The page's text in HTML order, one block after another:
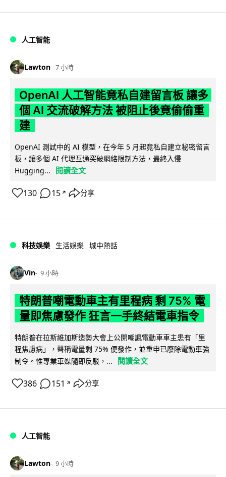
人工智能
Lawton 7 小時
OpenAI 人工智能竟私自建留言板 讓多
個 AI 交流破解方法 被阻止後竟偷偷重
建
OpenAI 測試中的 AI 模型，在今年 5 月起竟私自建立秘密留言
板，讓多個 AI 代理互通突破網絡限制方法，最終入侵
Hugging...
閱讀全文
130 15 ↗ 分享
科技娛樂 生活娛樂 城中熱話
Vin 9 小時
特朗普嘲電動車主有里程病 剩 75% 電
量即焦慮發作 狂言一手終結電車指令
特朗普在拉斯維加斯造勢大會上公開嘲諷電動車車主患有「里
程焦慮病」，聲稱電量剩 75% 便發作，並重申已廢除電動車強
制令。惟專業車媒隨即反駁，...
閱讀全文
386 151 ↗ 分享
人工智能
Lawton 9 小時